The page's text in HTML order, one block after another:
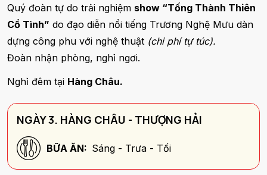
Quý đoàn tự do trải nghiệm show “Tống Thành Thiên
Cổ Tình” do đạo diễn nổi tiếng Trương Nghệ Mưu dàn
dựng công phu với nghệ thuật (chi phí tự túc).
Đoàn nhận phòng, nghỉ ngơi.
Nghỉ đêm tại Hàng Châu.
NGÀY 3. HÀNG CHÂU - THƯỢNG HẢI
BỮA ĂN: Sáng - Trưa - Tối